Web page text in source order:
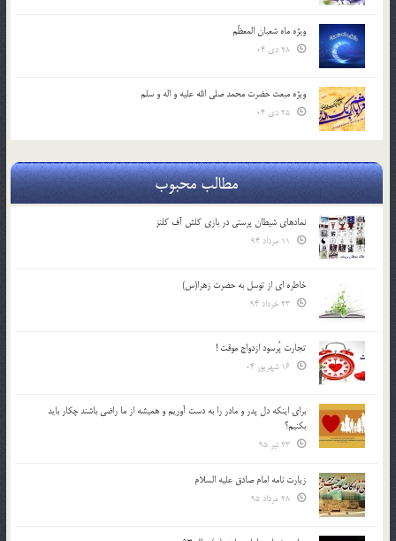
ویژه ماه شعبان المعظّم
ویژه مبعث حضرت محمد صلی الله علیه و اله و سلم
مطالب محبوب
نمادهای شیطان پرستی در بازی کلش آف کلنز
خاطره ای از توسل به حضرت زهرا(س)
تجارت پُرسود ازدواج موقت !
براي اينكه دل پدر و مادر را به دست آوريم و هميشه از ما راضي باشند چكار بايد
بكنيم؟
زیارت نامه امام صادق علیه السلام